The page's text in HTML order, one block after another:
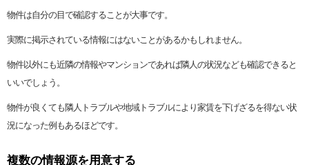
物件は自分の目で確認することが大事です。
実際に掲示されている情報にはないことがあるかもしれません。
物件以外にも近隣の情報やマンションであれば隣人の状況なども確認できると
いいでしょう。
物件が良くても隣人トラブルや地域トラブルにより家賃を下げざるを得ない状
況になった例もあるほどです。
複数の情報源を用意する